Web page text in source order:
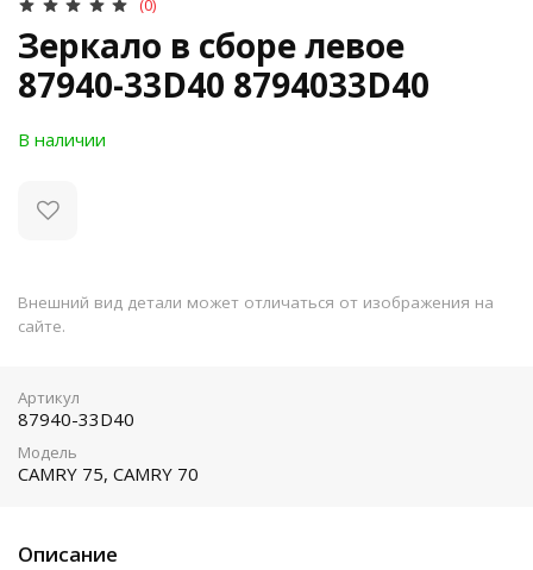
(0)
Зеркало в сборе левое
87940-33D40 8794033D40
В наличии
Внешний вид детали может отличаться от изображения на
сайте.
Описание
Артикул
87940-33D40
Модель
CAMRY 75, CAMRY 70